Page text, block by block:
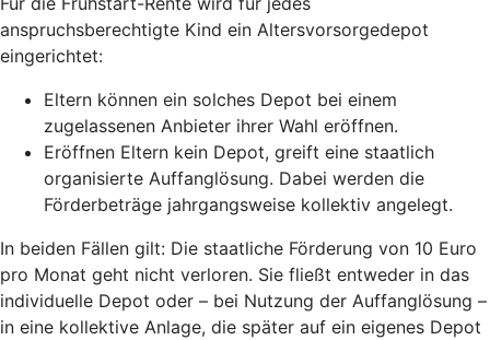
anspruchsberechtigte Kind ein Altersvorsorgedepot
eingerichtet:
Eltern können ein solches Depot bei einem
zugelassenen Anbieter ihrer Wahl eröffnen.
Eröffnen Eltern kein Depot, greift eine staatlich
organisierte Auffanglösung. Dabei werden die
Förderbeträge jahrgangsweise kollektiv angelegt.
In beiden Fällen gilt: Die staatliche Förderung von 10 Euro
pro Monat geht nicht verloren. Sie fließt entweder in das
individuelle Depot oder – bei Nutzung der Auffanglösung –
in eine kollektive Anlage, die später auf ein eigenes Depot